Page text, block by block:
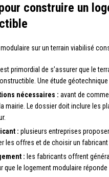
construire un
sur un terrain viabilisé
primordial de s’assurer que le
Une étude
nécessaires : avant de
mairie. Le dossier doit inclure les
: plusieurs entreprises
les offres et de choisir un
: les fabricants offrent
que le logement modulaire